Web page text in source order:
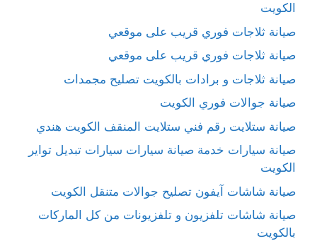
الكويت
صيانة ثلاجات فوري قريب على موقعي
صيانة ثلاجات فوري قريب على موقعي
صيانة ثلاجات و برادات بالكويت تصليح مجمدات
صيانة جوالات فوري الكويت
صيانة ستلايت رقم فني ستلايت المنقف الكويت هندي
صيانة سيارات خدمة صيانة سيارات سيارات تبديل تواير
الكويت
صيانة شاشات آيفون تصليح جوالات متنقل الكويت
صيانة شاشات تلفزيون و تلفزيونات من كل الماركات
بالكويت